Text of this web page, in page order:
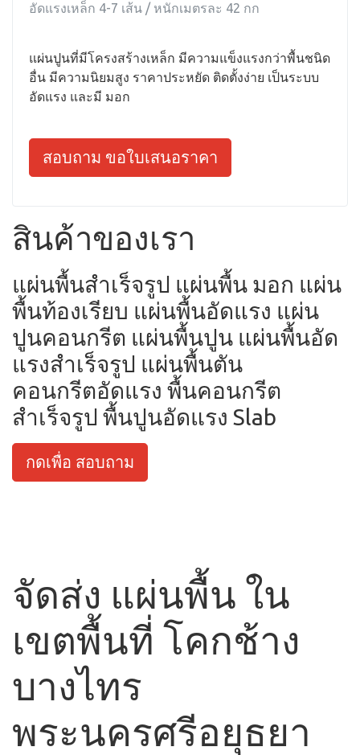
อัดแรงเหล็ก 4-7 เส้น / หนักเมตรละ 42 กก
แผ่นปูนที่มีโครงสร้างเหล็ก มีความแข็งแรงกว่าพื้นชนิด
อื่น มีความนิยมสูง ราคาประหยัด ติดตั้งง่าย เป็นระบบ
อัดแรง และมี มอก
สอบถาม ขอใบเสนอราคา
สินค้าของเรา
แผ่นพื้นสำเร็จรูป แผ่นพื้น มอก แผ่น
พื้นท้องเรียบ แผ่นพื้นอัดแรง แผ่น
ปูนคอนกรีต แผ่นพื้นปูน แผ่นพื้นอัด
แรงสำเร็จรูป แผ่นพื้นตัน
คอนกรีตอัดแรง พื้นคอนกรีต
สำเร็จรูป พื้นปูนอัดแรง Slab
กดเพื่อ สอบถาม
จัดส่ง แผ่นพื้น ใน
เขตพื้นที่ โคกช้าง
บางไทร
พระนครศรีอยุธยา